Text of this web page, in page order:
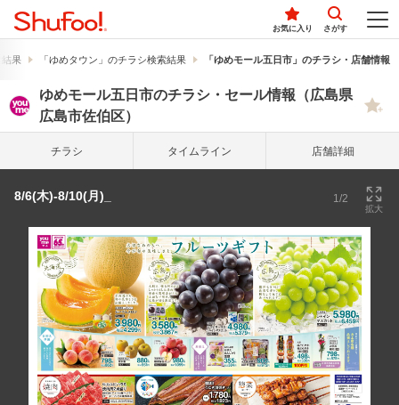
お気に入り さがす
結果 「ゆめタウン」のチラシ検索結果 「ゆめモール五日市」のチラシ・店舗情報
ゆめモール五日市のチラシ・セール情報（広島県
広島市佐伯区）
チラシ タイム ライン 店舗詳細
8/6(木)-8/10(月)_ 1/2
拡大